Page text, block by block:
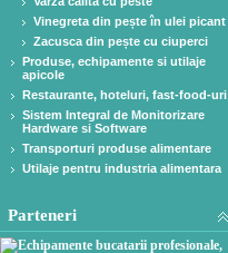
Vinegreta din pește în ulei picant
Zacusca din pește cu ciuperci
Produse, echipamente si utilaje
apicole
Restaurante, hoteluri, fast-food-uri
Sistem Integral de Monitorizare
Hardware si Software
Transporturi produse alimentare
Utilaje pentru industria alimentara
Parteneri